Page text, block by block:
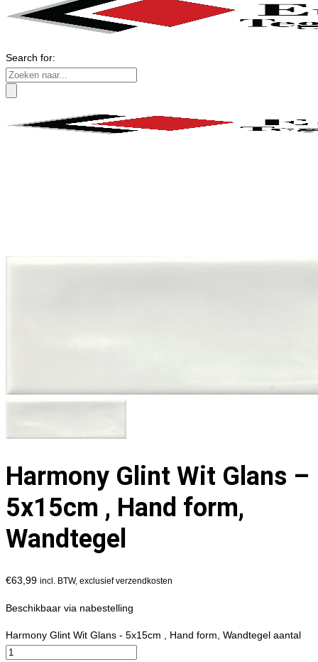
Search for:
Harmony Glint Wit Glans –
5x15cm , Hand form,
Wandtegel
€63,99 incl. BTW, exclusief verzendkosten
Beschikbaar via nabestelling
Harmony Glint Wit Glans - 5x15cm , Hand form, Wandtegel aantal